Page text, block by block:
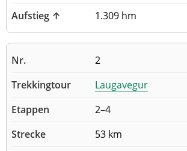
1.309 hm
2
Laugavegur
2–4
53 km